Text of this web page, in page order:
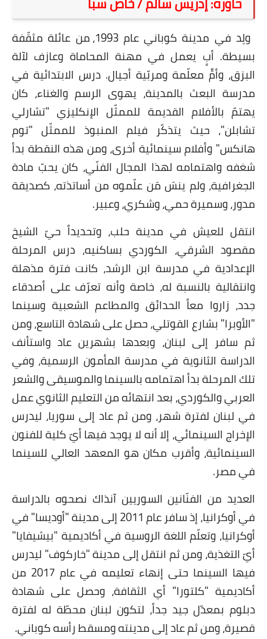
ولِد في مدينة كوباني عام 1993، من عائلة مثقّفة
بسيطة. أبٍ يعمل في مهنة المحاماة وعازف لآلة
البزق، وأمٍّ معلّمة ومربّية أجيال. درس الابتدائية في
مدرسة البعث بالمدينة، يهوى الرسم والغناء، كان
يهتمّ بالأفلام القديمة للممثّل الإنكليزي "تشارلي
تشابلن"، حيث يتذكّر فيلم المنبوذ للممثّل "توم
هانكس" وأفلام سينمائية أخرى، ومن هذه النقطة بدأ
شغفه واهتمامه لهذا المجال الفنّي، كان يحبّ مادة
الجغرافية، ولم ينسَ مَن علّموه من أساتذته، كصديقة
مدور، وسميرة حمي، وشكري، وعبير.
انتقل للعيش في مدينة حلب، وتحديداً حيّ الشيخ
مقصود الشرقي، الكوردي بساكنيه، درس المرحلة
الإعدادية في مدرسة ابن الرشد، كانت فترة مذهلة
وانتقالية بالنسبة له، خاصة وأنه تعرّف على أصدقاء
جدد، زاروا معاً الحدائق والمطاعم الشعبية وسينما
"الأوبرا" بشارع القوتلي، حصل على شهادة التاسع، ومن
ثم سافر إلى لبنان، وبعدها بشهرين عاد واستأنف
الدراسة الثانوية في مدرسة المأمون الرسمية، وفي
تلك المرحلة بدأ اهتمامه بالسينما والموسيقى والشعر
العربي والكوردي، بعد انتهائه من التعليم الثانوي عمل
في لبنان لفترة شهر، ومن ثم عاد إلى سوريا، ليدرس
الإخراج السينمائي، إلا أنه لا يوجد فيها أيّ كلية للفنون
السينمائية، وأقرب مكان هو المعهد العالي للسينما
في مصر.
العديد من الفنّانين السوريين آنذاك نصحوه بالدراسة
في أوكرانيا، إذ سافر عام 2011 إلى مدينة "أوديسا" في
أوكرانيا، وتعلّم اللغة الروسية في أكاديمية "بيشيفايا"
أيّ التغذية، ومن ثم انتقل إلى مدينة "خاركوف" ليدرس
فيها السينما حتى إنهاء تعليمه في عام 2017 من
أكاديمية "كلتورا" أي الثقافة، وحصل على شهادة
دبلوم بمعدّل جيد جداً، لتكون لبنان محطّة له لفترة
قصيرة، ومن ثم عاد إلى مدينته ومسقط رأسه كوباني.